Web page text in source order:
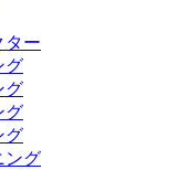
ター
グ
グ
グ
グ
ング